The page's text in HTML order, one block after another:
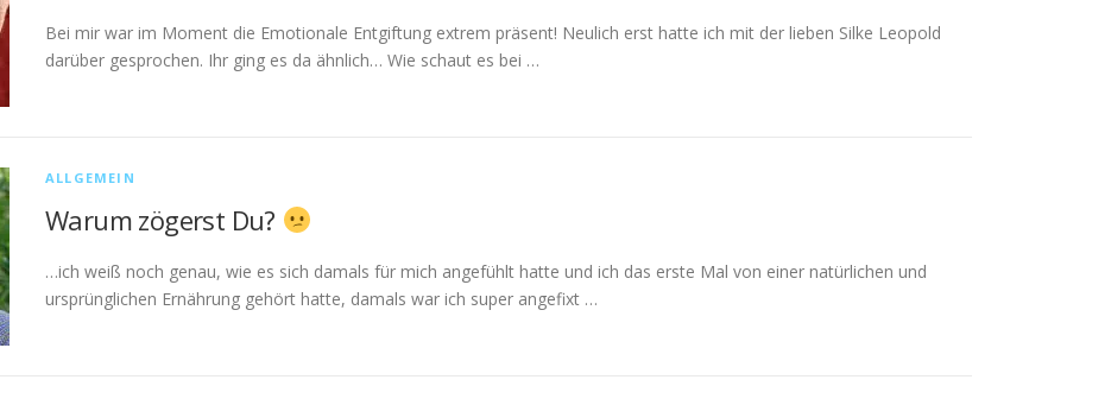
Bei mir war im Moment die Emotionale Entgiftung extrem präsent! Neulich erst hatte ich mit der lieben Silke Leopold
darüber gesprochen. Ihr ging es da ähnlich… Wie schaut es bei …
ALLGEMEIN
Warum zögerst Du?
…ich weiß noch genau, wie es sich damals für mich angefühlt hatte und ich das erste Mal von einer natürlichen und
ursprünglichen Ernährung gehört hatte, damals war ich super angefixt …